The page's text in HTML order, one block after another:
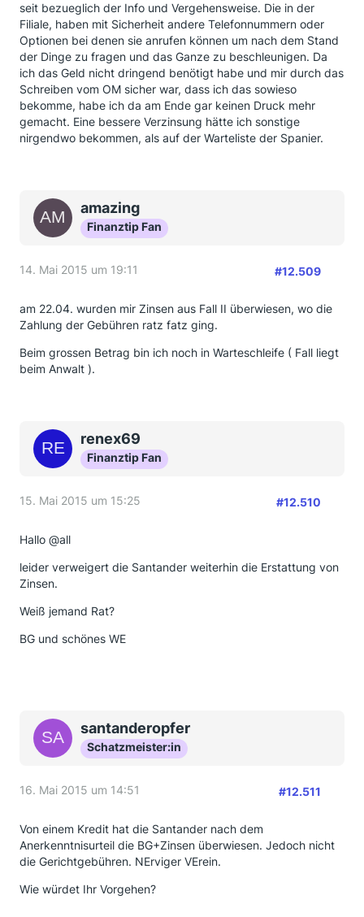
seit bezueglich der Info und Vergehensweise. Die in der
Filiale, haben mit Sicherheit andere Telefonnummern oder
Optionen bei denen sie anrufen können um nach dem Stand
der Dinge zu fragen und das Ganze zu beschleunigen. Da
ich das Geld nicht dringend benötigt habe und mir durch das
Schreiben vom OM sicher war, dass ich das sowieso
bekomme, habe ich da am Ende gar keinen Druck mehr
gemacht. Eine bessere Verzinsung hätte ich sonstige
nirgendwo bekommen, als auf der Warteliste der Spanier.
amazing
Finanztip Fan
14. Mai 2015 um 19:11 #12.509
am 22.04. wurden mir Zinsen aus Fall II überwiesen, wo die
Zahlung der Gebühren ratz fatz ging.
Beim grossen Betrag bin ich noch in Warteschleife ( Fall liegt
beim Anwalt ).
renex69
Finanztip Fan
15. Mai 2015 um 15:25 #12.510
Hallo @all
leider verweigert die Santander weiterhin die Erstattung von
Zinsen.
Weiß jemand Rat?
BG und schönes WE
santanderopfer
Schatzmeister:in
16. Mai 2015 um 14:51 #12.511
Von einem Kredit hat die Santander nach dem
Anerkenntnisurteil die BG+Zinsen überwiesen. Jedoch nicht
die Gerichtgebühren. NErviger VErein.
Wie würdet Ihr Vorgehen?